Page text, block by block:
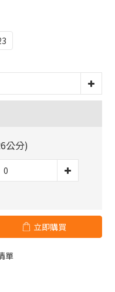
公分)
立即購買
單